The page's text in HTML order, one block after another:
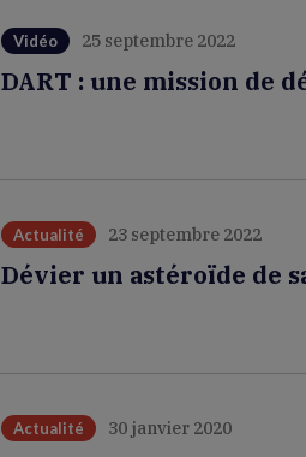
Vidéo 25 septembre 2022
DART : une mission de
Actualité 23 septembre 2022
Dévier un astéroïde de
Actualité 30 janvier 2020